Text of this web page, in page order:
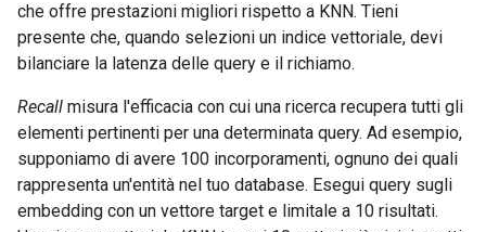
che offre prestazioni migliori rispetto a KNN. Tieni
presente che, quando selezioni un indice vettoriale, devi
bilanciare la latenza delle query e il richiamo.
Recall misura l'efficacia con cui una ricerca recupera tutti gli
elementi pertinenti per una determinata query. Ad esempio,
supponiamo di avere 100 incorporamenti, ognuno dei quali
rappresenta un'entità nel tuo database. Esegui query sugli
embedding con un vettore target e limitale a 10 risultati.